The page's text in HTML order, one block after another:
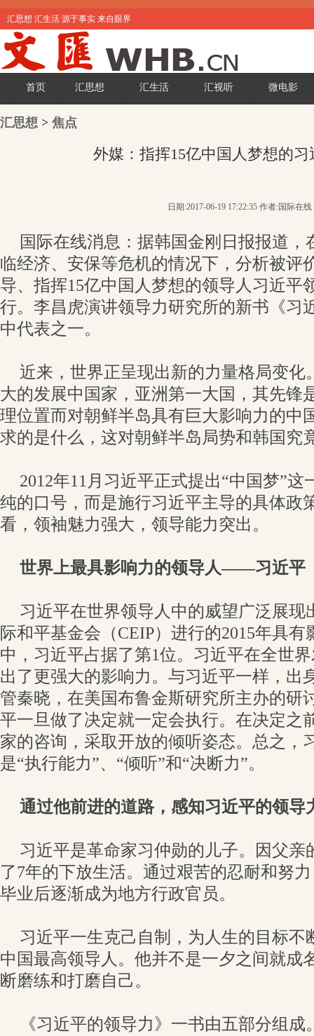
汇思想 汇生活 源于事实 来自眼界
首页 汇思想 汇生活 汇视听 微电影
汇思想 > 焦点
外媒：指挥15亿中国人梦想的
日期:2017-06-19 17:22:35 作者:国际在线
国际在线消息：据韩国金刚日报报道，
临经济、安保等危机的情况下，分析被评
导、指挥15亿中国人梦想的领导人习近平
行。李昌虎演讲领导力研究所的新书《习
中代表之一。
近来，世界正呈现出新的力量格局变化
大的发展中国家，亚洲第一大国，其先锋
理位置而对朝鲜半岛具有巨大影响力的中
求的是什么，这对朝鲜半岛局势和韩国究
2012年11月习近平正式提出“中国梦”
纯的口号，而是施行习近平主导的具体政
看，领袖魅力强大，领导能力突出。
世界上最具影响力的领导人——习近平
习近平在世界领导人中的威望广泛展现
际和平基金会（CEIP）进行的2015年具
中，习近平占据了第1位。习近平在全世
出了更强大的影响力。与习近平一样，出
管秦晓，在美国布鲁金斯研究所主办的研
平一旦做了决定就一定会执行。在决定之
家的咨询，采取开放的倾听姿态。总之，
是“执行能力”、“倾听”和“决断力”。
通过他前进的道路，感知习近平的领导
习近平是革命家习仲勋的儿子。因父亲
了7年的下放生活。通过艰苦的忍耐和努
毕业后逐渐成为地方行政官员。
习近平一生克己自制，为人生的目标不
中国最高领导人。他并不是一夕之间就成
断磨练和打磨自己。
《习近平的领导力》一书由五部分组